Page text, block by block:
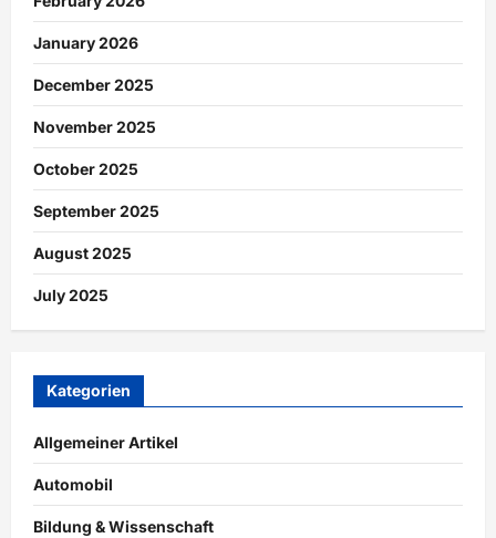
January 2026
December 2025
November 2025
October 2025
September 2025
August 2025
July 2025
Kategorien
Allgemeiner Artikel
Automobil
Bildung & Wissenschaft